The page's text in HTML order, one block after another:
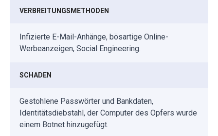
VERBREITUNGSMETHODEN
Infizierte E-Mail-Anhänge, bösartige Online-
Werbeanzeigen, Social Engineering.
SCHADEN
Gestohlene Passwörter und Bankdaten,
Identitätsdiebstahl, der Computer des Opfers wurde
einem Botnet hinzugefügt.